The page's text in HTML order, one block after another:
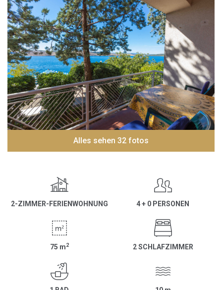
Alles sehen 32 fotos
2-ZIMMER-FERIENWOHNUNG 4 + 0 PERSONEN
75 m2 2 SCHLAFZIMMER